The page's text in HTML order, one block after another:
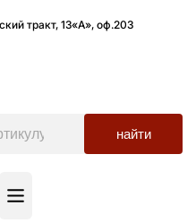
тракт, 13«А», оф.203
найти